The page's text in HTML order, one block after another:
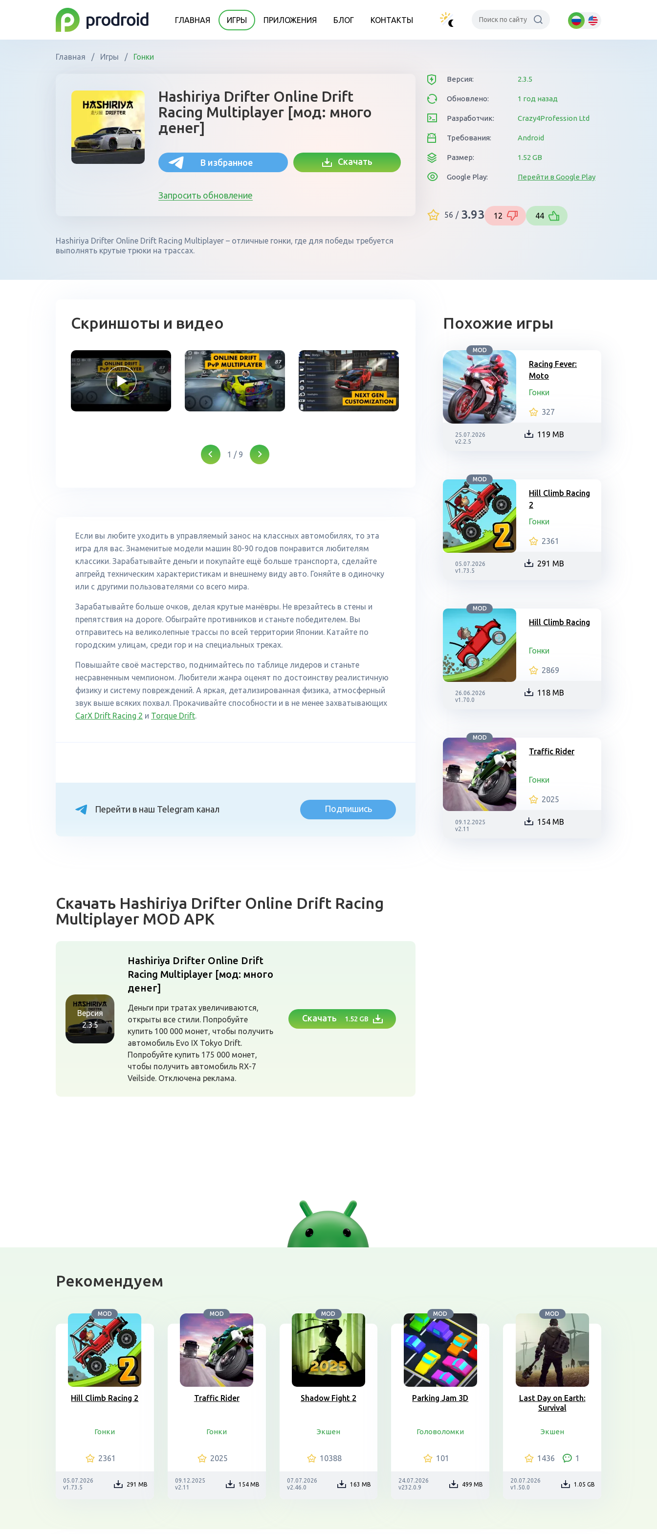
ГЛАВНАЯ ИГРЫ ПРИЛОЖЕНИЯ БЛОГ КОНТАКТЫ
Главная / Игры / Гонки
Hashiriya Drifter Online Drift
Racing Multiplayer [мод: много
денег]
В избранное Скачать
Запросить обновление
Hashiriya Drifter Online Drift Racing Multiplayer – отличные гонки, где для победы требуется
выполнять крутые трюки на трассах.
Версия: 2.3.5
Обновлено: 1 год назад
Разработчик: Crazy4Profession Ltd
Требования: Android
Размер: 1.52 GB
Google Play: Перейти в Google Play
56 / 3.93 12 44
Скриншоты и видео
1 / 9
Если вы любите уходить в управляемый занос на классных автомобилях, то эта
игра для вас. Знаменитые модели машин 80-90 годов понравится любителям
классики. Зарабатывайте деньги и покупайте ещё больше транспорта, сделайте
апгрейд техническим характеристикам и внешнему виду авто. Гоняйте в одиночку
или с другими пользователями со всего мира.
Зарабатывайте больше очков, делая крутые манёвры. Не врезайтесь в стены и
препятствия на дороге. Обыграйте противников и станьте победителем. Вы
отправитесь на великолепные трассы по всей территории Японии. Катайте по
городским улицам, среди гор и на специальных треках.
Повышайте своё мастерство, поднимайтесь по таблице лидеров и станьте
несравненным чемпионом. Любители жанра оценят по достоинству реалистичную
физику и систему повреждений. А яркая, детализированная физика, атмосферный
звук выше всяких похвал. Прокачивайте способности и в не менее захватывающих
CarX Drift Racing 2 и Torque Drift.
Перейти в наш Telegram канал Подпишись
Скачать Hashiriya Drifter Online Drift Racing
Multiplayer MOD APK
Версия
2.3.5
Hashiriya Drifter Online Drift
Racing Multiplayer [мод: много
денег]
Деньги при тратах увеличиваются,
открыты все стили. Попробуйте
купить 100 000 монет, чтобы получить
автомобиль Evo IX Tokyo Drift.
Попробуйте купить 175 000 монет,
чтобы получить автомобиль RX-7
Veilside. Отключена реклама.
Скачать 1.52 GB
Похожие игры
MOD
Racing Fever:
Moto
Гонки
327
25.07.2026
v2.2.5
119 MB
MOD
Hill Climb Racing
2
Гонки
2361
05.07.2026
v1.73.5
291 MB
MOD
Hill Climb Racing
Гонки
2869
26.06.2026
v1.70.0
118 MB
MOD
Traffic Rider
Гонки
2025
09.12.2025
v2.11
154 MB
Рекомендуем
MOD
Hill Climb Racing 2
Гонки
2361
05.07.2026
v1.73.5
291 MB
MOD
Traffic Rider
Гонки
2025
09.12.2025
v2.11
154 MB
MOD
Shadow Fight 2
Экшен
10388
07.07.2026
v2.46.0
163 MB
MOD
Parking Jam 3D
Головоломки
101
24.07.2026
v232.0.9
499 MB
MOD
Last Day on Earth:
Survival
Экшен
1436 1
20.07.2026
v1.50.0
1.05 GB